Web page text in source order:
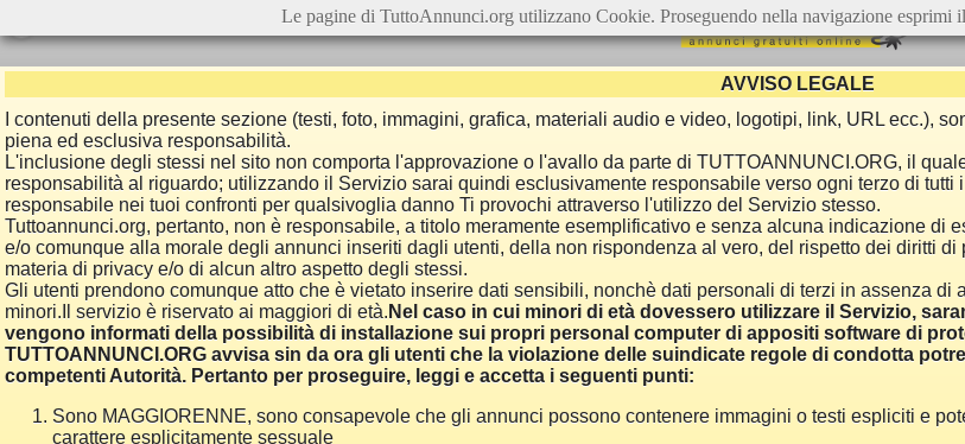
AVVISO LEGALE
I contenuti della presente sezione (testi, foto, immagini, grafica, materiali audio e video, logotipi, link, URL ecc.),
piena ed esclusiva responsabilità.
L'inclusione degli stessi nel sito non comporta l'approvazione o l'avallo da parte di TUTTOANNUNCI.ORG, il
responsabilità al riguardo; utilizzando il Servizio sarai quindi esclusivamente responsabile verso ogni terzo di
responsabile nei tuoi confronti per qualsivoglia danno Ti provochi attraverso l'utilizzo del Servizio stesso.
Tuttoannunci.org, pertanto, non è responsabile, a titolo meramente esemplificativo e senza alcuna indicazione
e/o comunque alla morale degli annunci inseriti dagli utenti, della non rispondenza al vero, del rispetto dei diritti
materia di privacy e/o di alcun altro aspetto degli stessi.
Gli utenti prendono comunque atto che è vietato inserire dati sensibili, nonchè dati personali di terzi in assenza
minori.Il servizio è riservato ai maggiori di età. Nel caso in cui minori di età dovessero utilizzare il Servizio,
vengono informati della possibilità di installazione sui propri personal computer di appositi software di
TUTTOANNUNCI.ORG avvisa sin da ora gli utenti che la violazione delle suindicate regole di condotta
competenti Autorità. Pertanto per proseguire, leggi e accetta i seguenti punti:
Sono MAGGIORENNE, sono consapevole che gli annunci possono contenere immagini o testi espliciti e
carattere esplicitamente sessuale
Le pagine di TuttoAnnunci.org utilizzano Cookie. Proseguendo nella navigazione esprimi